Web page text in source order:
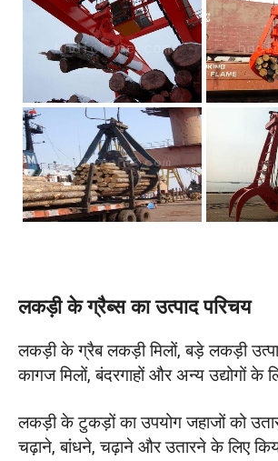
लकड़ी के ग्रैब्स का उत्पाद परिचय
लकड़ी के ग्रैब लकड़ी मिलों, बड़े लकड़ी
कागज मिलों, बंदरगाहों और अन्य उद्योगों के
लकड़ी के टुकड़ों का उपयोग जहाजों को
चढ़ाने, बांधने, चढ़ाने और उतारने के लिए